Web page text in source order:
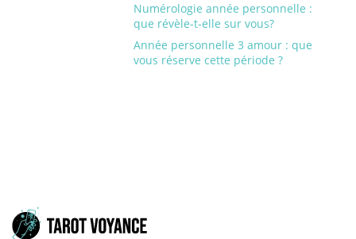
Numérologie année personnelle :
que révèle-t-elle sur vous?
Année personnelle 3 amour : que
vous réserve cette période ?